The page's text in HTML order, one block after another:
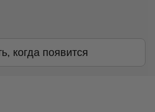
когда появится